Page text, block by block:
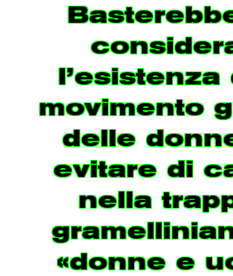
l’esistenza
movimento
delle
evitare di
nella
«donne e